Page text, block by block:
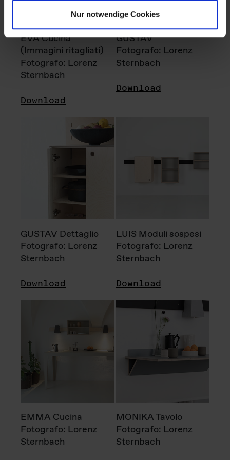
Nur notwendige Cookies
EVA Cucina
(Immagini ritagliati)
Fotografo: Lorenz
Sternbach
Download
GUSTAV
Fotografo: Lorenz
Sternbach
Download
GUSTAV Dettaglio
Fotografo: Lorenz
Sternbach
Download
LUIS Moduli sospesi
Fotografo: Lorenz
Sternbach
Download
EMMA Cucina
Fotografo: Lorenz
Sternbach
MONIKA Tavolo
Fotografo: Lorenz
Sternbach